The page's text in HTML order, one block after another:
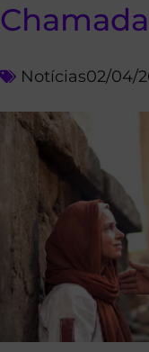
Notícias02/04/